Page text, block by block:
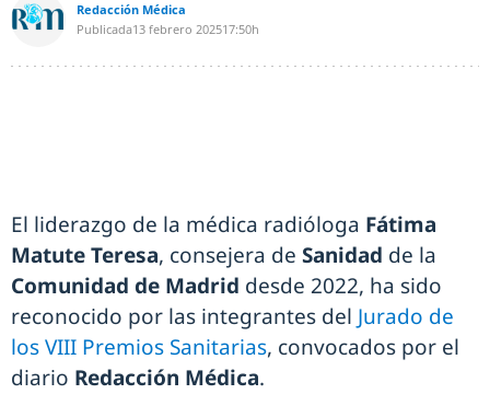
Redacción Médica
Publicada13 febrero 202517:50h
El liderazgo de la médica radióloga Fátima
Matute Teresa, consejera de Sanidad de la
Comunidad de Madrid desde 2022, ha sido
reconocido por las integrantes del Jurado de
los VIII Premios Sanitarias, convocados por el
diario Redacción Médica.